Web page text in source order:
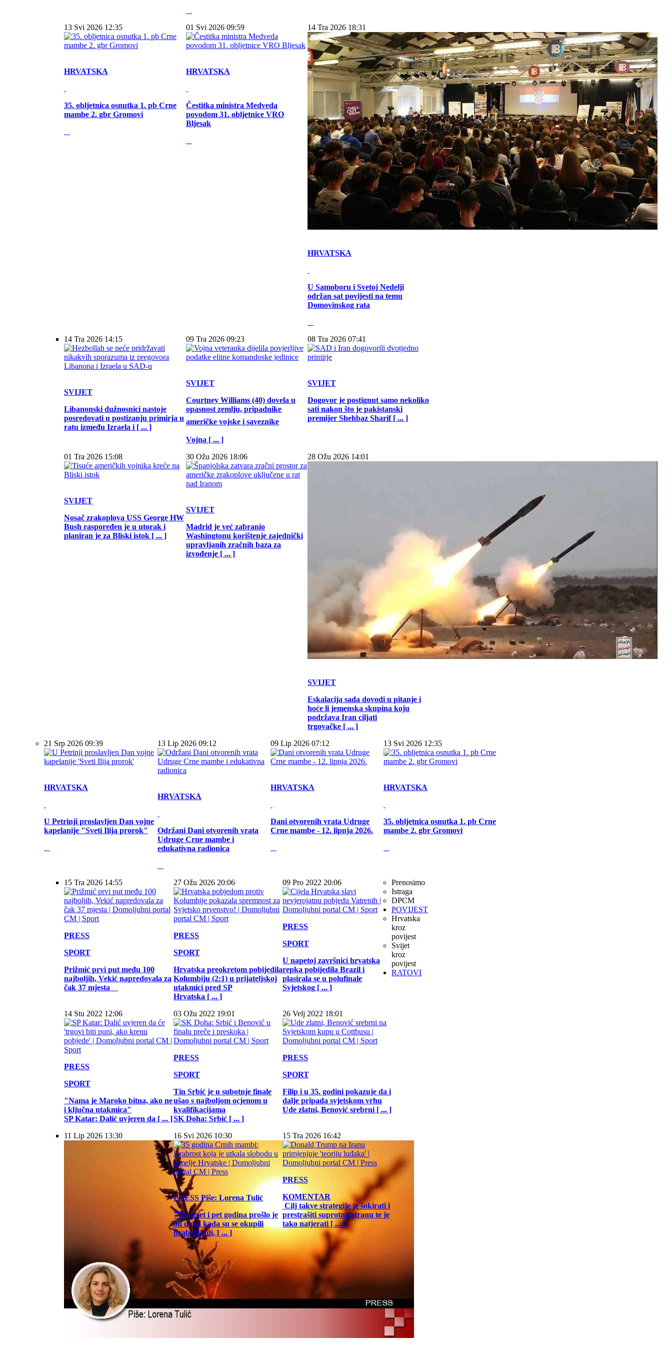
13 Svi 2026 12:35
HRVATSKA
35. obljetnica osnutka 1. pb Crne
mambe 2. gbr Gromovi
01 Svi 2026 09:59
HRVATSKA
Čestitka ministra Medveda
povodom 31. obljetnice VRO
Bljesak
14 Tra 2026 18:31
HRVATSKA
U Samoboru i Svetoj Nedelji
održan sat povijesti na temu
Domovinskog rata
14 Tra 2026 14:15
SVIJET
Libanonski dužnosnici nastoje
posredovati u postizanju primirja u
ratu između Izraela i [ ... ]
09 Tra 2026 09:23
SVIJET
Courtney Williams (40) dovela u
opasnost zemlju, pripadnike
američke vojske i saveznike
Vojna [ ... ]
08 Tra 2026 07:41
SVIJET
Dogovor je postignut samo nekoliko
sati nakon što je pakistanski
premijer Shehbaz Sharif [ ... ]
01 Tra 2026 15:08
SVIJET
Nosač zrakoplova USS George HW
Bush raspoređen je u utorak i
planiran je za Bliski istok [ ... ]
30 Ožu 2026 18:06
SVIJET
Madrid je već zabranio
Washingtonu korištenje zajednički
upravljanih zračnih baza za
izvođenje [ ... ]
28 Ožu 2026 14:01
SVIJET
Eskalacija sada dovodi u pitanje i
hoće li jemenska skupina koju
podržava Iran ciljati
trgovačke [ ... ]
21 Srp 2026 09:39
HRVATSKA
U Petrinji proslavljen Dan vojne
kapelanije "Sveti Ilija prorok"
13 Lip 2026 09:12
HRVATSKA
Održani Dani otvorenih vrata
Udruge Crne mambe i
edukativna radionica
09 Lip 2026 07:12
HRVATSKA
Dani otvorenih vrata Udruge
Crne mambe - 12. lipnja 2026.
13 Svi 2026 12:35
HRVATSKA
35. obljetnica osnutka 1. pb Crne
mambe 2. gbr Gromovi
15 Tra 2026 14:55
PRESS
SPORT
Prižmić prvi put među 100
najboljih, Vekić napredovala za
čak 37 mjesta
27 Ožu 2026 20:06
PRESS
SPORT
Hrvatska preokretom pobijedila
Kolumbiju (2:1) u prijateljskoj
utakmici pred SP
Hrvatska [ ... ]
09 Pro 2022 20:06
PRESS
SPORT
U napetoj završnici hrvatska
repka pobijedila Brazil i
plasirala se u polufinale
Svjetskog [ ... ]
14 Stu 2022 12:06
PRESS
SPORT
"Nama je Maroko bitna, ako ne
i ključna utakmica"
SP Katar: Dalić uvjeren da [ ... ]
03 Ožu 2022 19:01
PRESS
SPORT
Tin Srbić je u subotnje finale
ušao s najboljom ocjenom u
kvalifikacijama
SK Doha: Srbić [ ... ]
26 Velj 2022 18:01
PRESS
SPORT
Filip i u 35. godini pokazuje da i
dalje pripada svjetskom vrhu
Ude zlatni, Benović srebrni [ ... ]
11 Lip 2026 13:30 16 Svi 2026 10:30
PRESS Piše: Lorena Tulić
"Trideset i pet godina prošlo je
od dana kada su se okupili
hrabri ljudi, [ ... ]
15 Tra 2026 16:42
PRESS
KOMENTAR
Cilj takve strategije je šokirati i
prestrašiti suprotnu stranu te je
tako natjerati [ ... ]
Prenosimo
Istraga
DPCM
POVIJEST
Hrvatska
kroz
povijest
Svijet
kroz
povijest
RATOVI